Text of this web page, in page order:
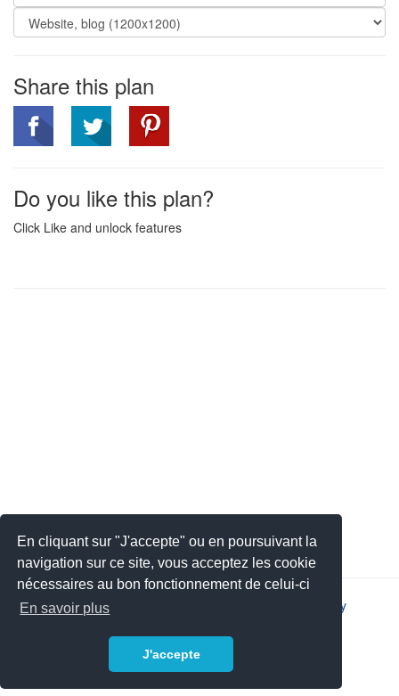
En cliquant sur "J'accepte" ou en poursuivant la
navigation sur ce site, vous acceptez les cookie
nécessaires au bon fonctionnement de celui-ci
En savoir plus
J'accepte
Share this plan
Do you like this plan?
Click Like and unlock features
2026 © JSYS | Privacy policy